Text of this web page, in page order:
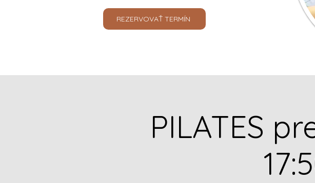
REZERVOVAŤ TERMÍN
PILATES